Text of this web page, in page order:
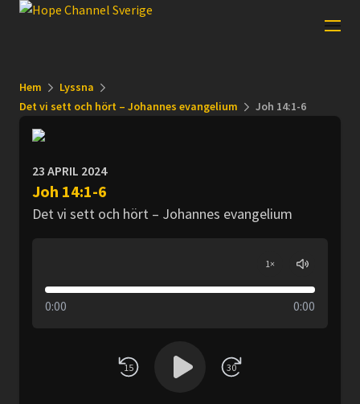
Hem
Lyssna
Det vi sett och hört – Johannes evangelium
Joh 14:1-6
23 APRIL 2024
Joh 14:1-6
Det vi sett och hört – Johannes evangelium
1×
0:00 0:00
15 30